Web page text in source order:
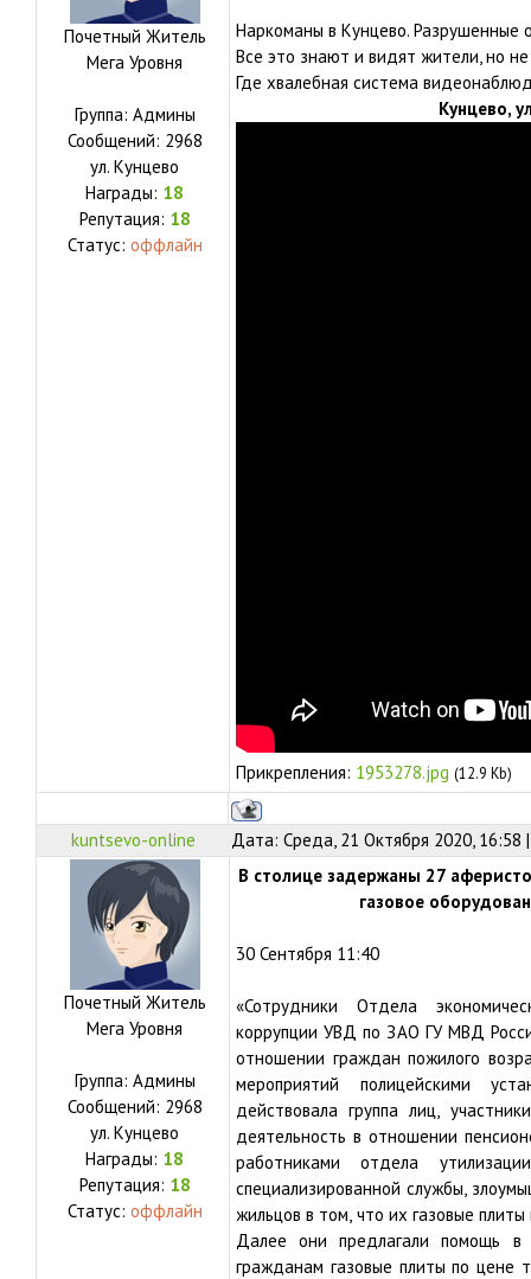
Почетный Житель
Мега Уровня
Группа: Админы
Сообщений: 2968
ул. Кунцево
Награды: 18
Репутация: 18
Статус: оффлайн
Наркоманы в Кунцево. Разрушенные
Все это знают и видят жители, но
Где хвалебная система
Кунцево,
Прикрепления: 1953278.jpg (12.9 Kb)
kuntsevo-online Дата: Среда, 21 Октября 2020,
Почетный Житель
Мега Уровня
Группа: Админы
Сообщений: 2968
ул. Кунцево
Награды: 18
Репутация: 18
Статус: оффлайн
В столице задержаны 27
газовое
30 Сентября 11:40
«Сотрудники Отдела
коррупции УВД по ЗАО ГУ МВД
отношении граждан пожилого
мероприятий полицейскими
действовала группа лиц,
деятельность в отношении
работниками отдела
специализированной службы,
жильцов в том, что их газовые
Далее они предлагали помощь в
гражданам газовые плиты по цене